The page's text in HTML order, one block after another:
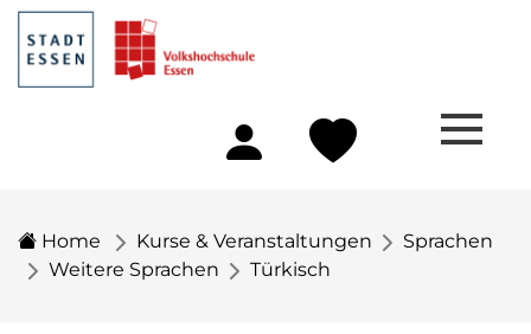
Home Kurse & Veranstaltungen
Sprachen
Weitere Sprachen
Türkisch